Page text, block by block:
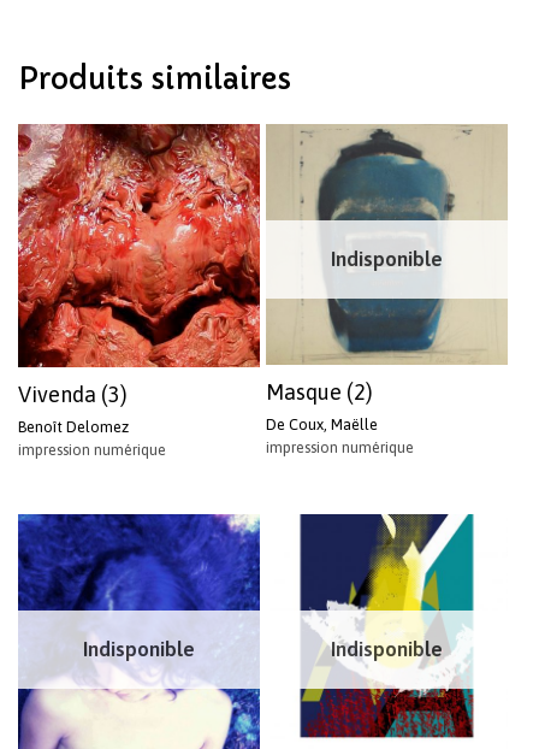
Votre panier est vide.
Revenir à l'Artotek
Produits similaires
Vivenda (3)
Benoît Delomez
impression numérique
Indisponible
Masque (2)
De Coux, Maëlle
impression numérique
Indisponible Indisponible